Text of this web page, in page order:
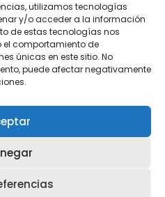
utilizamos tecnologías
y/o acceder a la información
de estas tecnologías nos
comportamiento de
únicas en este sitio. No
puede afectar negativamente